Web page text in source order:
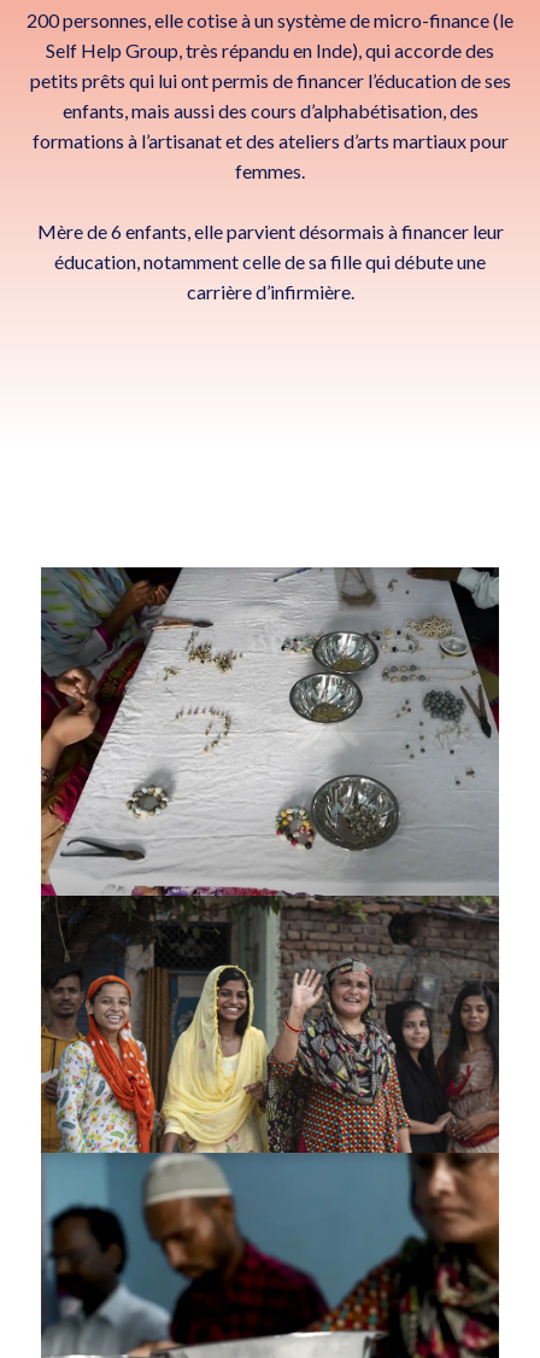
200 personnes, elle cotise à un système de micro-finance (le
Self Help Group, très répandu en Inde), qui accorde des
petits prêts qui lui ont permis de financer l’éducation de ses
enfants, mais aussi des cours d’alphabétisation, des
formations à l’artisanat et des ateliers d’arts martiaux pour
femmes.
Mère de 6 enfants, elle parvient désormais à financer leur
éducation, notamment celle de sa fille qui débute une
carrière d’infirmière.